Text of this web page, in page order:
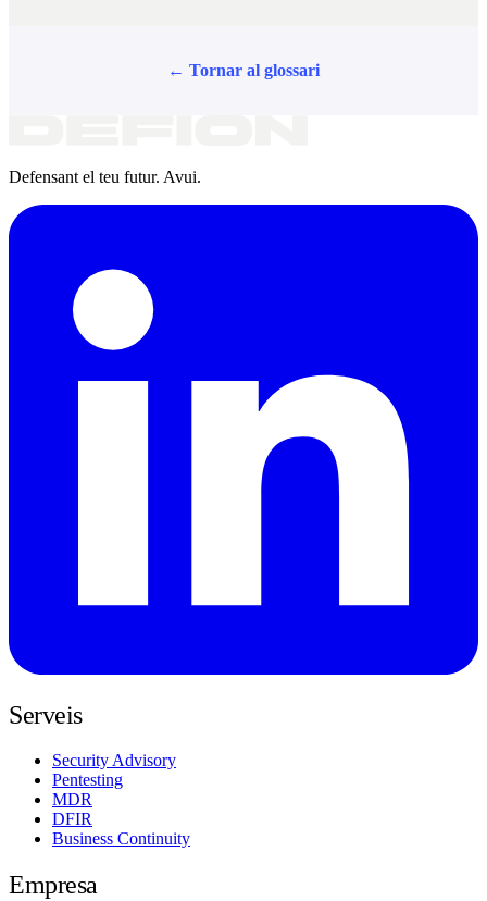
← Tornar al glossari
Defensant el teu futur. Avui.
Serveis
Security Advisory
Pentesting
MDR
DFIR
Business Continuity
Empresa